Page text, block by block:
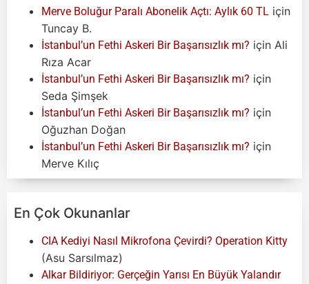
Merve Boluğur Paralı Abonelik Açtı: Aylık 60 TL için
Tuncay B.
İstanbul’un Fethi Askeri Bir Başarısızlık mı? için Ali
Rıza Acar
İstanbul’un Fethi Askeri Bir Başarısızlık mı? için
Seda Şimşek
İstanbul’un Fethi Askeri Bir Başarısızlık mı? için
Oğuzhan Doğan
İstanbul’un Fethi Askeri Bir Başarısızlık mı? için
Merve Kılıç
En Çok Okunanlar
CIA Kediyi Nasıl Mikrofona Çevirdi? Operation Kitty
(Asu Sarsılmaz)
Alkar Bildiriyor: Gerçeğin Yarısı En Büyük Yalandır